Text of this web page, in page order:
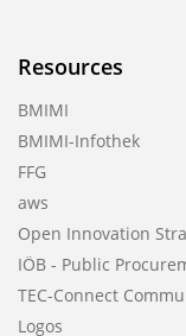
Resources
BMIMI
BMIMI-Infothek
FFG
aws
Open Innovation
IÖB - Public
TEC-Connect
Logos